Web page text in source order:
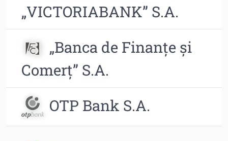
„VICTORIABANK” S.A.
„Banca de Finanţe şi
Comerţ” S.A.
OTP Bank S.A.